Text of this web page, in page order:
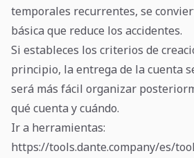
temporales recurrentes, se
básica que reduce los accidentes.
Si estableces los criterios de
principio, la entrega de la cuenta
será más fácil organizar
qué cuenta y cuándo.
Ir a herramientas:
https://tools.dante.company/es/